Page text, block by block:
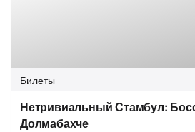
Билеты
Нетривиальный Стамбул:
Долмабахче